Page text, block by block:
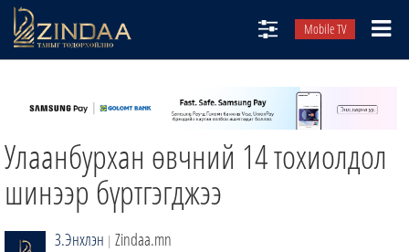
Mobile TV
ТВ8
ӨГЛӨӨНИЙ СОНИН
АУДИО ЗОХИОЛ
ЗИНДАА СЭТГҮҮЛ
Улаанбурхан өвчний 14 тохиолдол
шинээр бүртгэгджээ
З.Энхлэн | Zindaa.mn